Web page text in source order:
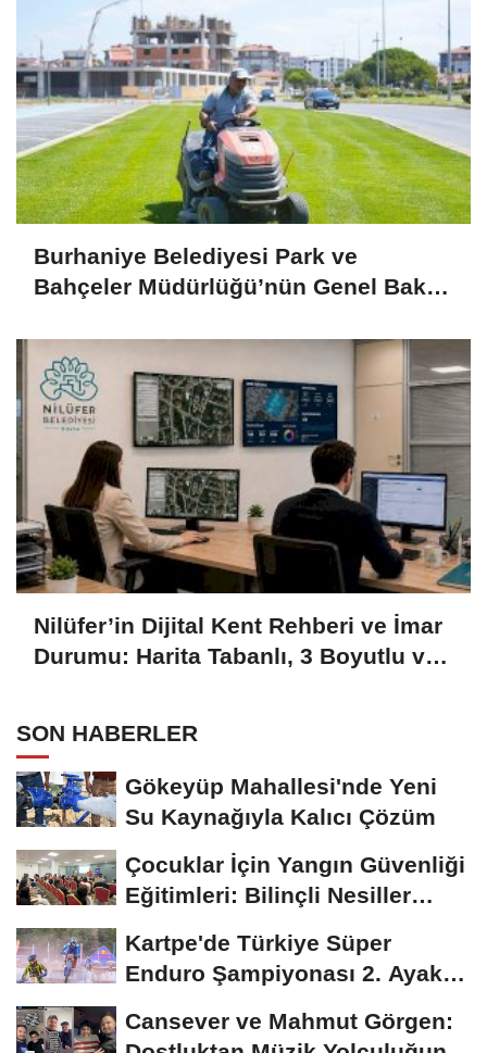
Burhaniye Belediyesi Park ve
Bahçeler Müdürlüğü’nün Genel Bakım
Nilüfer’in Dijital Kent Rehberi ve İmar
Durumu: Harita Tabanlı, 3 Boyutlu ve
SON HABERLER
Gökeyüp Mahallesi'nde Yeni
Su Kaynağıyla Kalıcı Çözüm
Çocuklar İçin Yangın Güvenliği
Eğitimleri: Bilinçli Nesiller
Kartpe'de Türkiye Süper
Enduro Şampiyonası 2. Ayak
Cansever ve Mahmut Görgen: